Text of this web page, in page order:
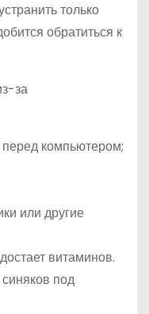
только
обратиться к
за
компьютером;
или другие
витаминов.
под